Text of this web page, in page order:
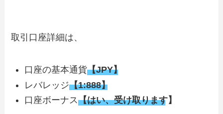
取引口座詳細は、
口座の基本通貨【JPY】
レバレッジ【1:888】
口座ボーナス【はい、受け取ります】